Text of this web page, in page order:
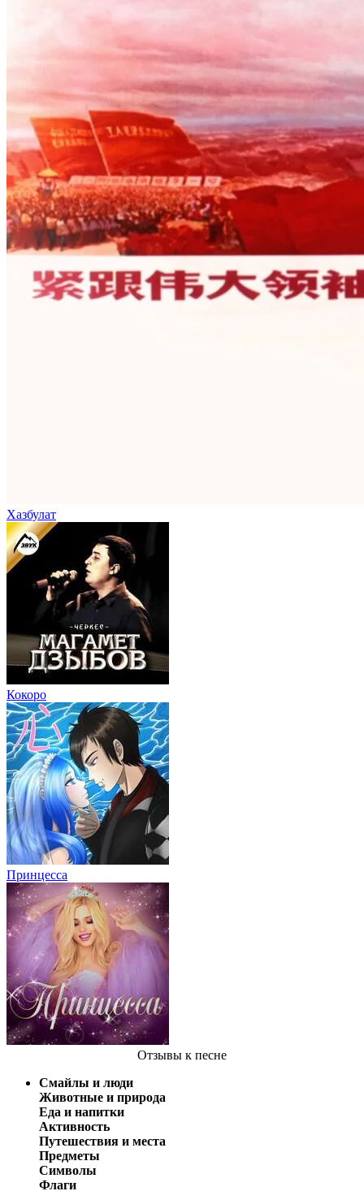
Хазбулат
Кокоро
Принцесса
Отзывы к песне
Смайлы и люди
Животные и природа
Еда и напитки
Активность
Путешествия и места
Предметы
Символы
Флаги